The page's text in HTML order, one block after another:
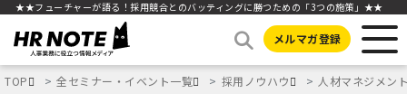
★★フューチャーが語る！採用競合とのバッティングに勝つための「3つの施策」★★
メルマガ登録
TOP 全セミナー・イベント一覧 採用ノウハウ 人材マネジメン